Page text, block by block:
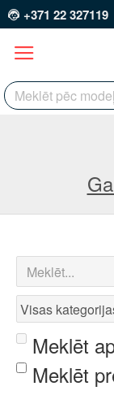
+371 22 327119
Meklēt
Meklēt